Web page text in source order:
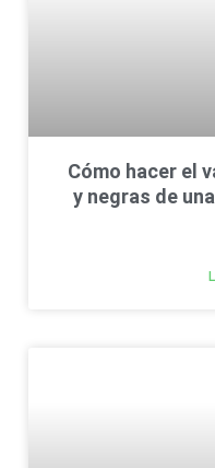
Cómo hacer el
y negras de